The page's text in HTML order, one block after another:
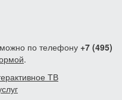
по телефону +7 (495)
.
ТВ